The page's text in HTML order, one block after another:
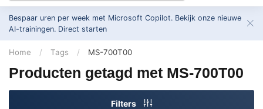
Bespaar uren per week met Microsoft Copilot. Bekijk onze nieuwe
AI-trainingen. Direct starten
Home / Tags / MS-700T00
Producten getagd met MS-700T00
Filters